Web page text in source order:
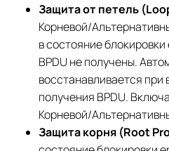
Защита от петель
Корневой/
в состояние
BPDU не получены.
восстанавливается при
получения BPDU.
Корневой/
Защита корня (Root